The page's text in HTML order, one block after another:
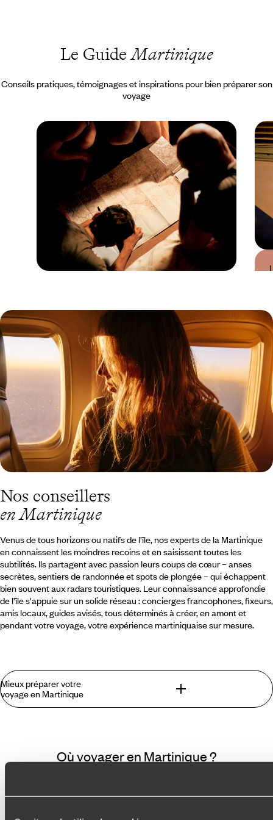
Le GuideMartinique
Conseils pratiques, témoignages et inspirations pour bien préparer son
voyage
Quand partir en
Martinique ?
Nos conseillers
en Martinique
Venus de tous horizons ou natifs de l’île, nos experts de la Martinique
en connaissent les moindres recoins et en saisissent toutes les
subtilités. Ils partagent avec passion leurs coups de cœur – anses
secrètes, sentiers de randonnée et spots de plongée – qui échappent
bien souvent aux radars touristiques. Leur connaissance approfondie
de l’île s'appuie sur un solide réseau : concierges francophones, fixeurs,
amis locaux, guides avisés, tous déterminés à créer, en amont et
pendant votre voyage, votre expérience martiniquaise sur mesure.
Mieux préparer votre
voyage en Martinique
Martinique que l'on ne trouve pas ailleurs :
Où voyager en Martinique ?
Antilles françaises Volcan Le Diamant
Ile paradisiaque